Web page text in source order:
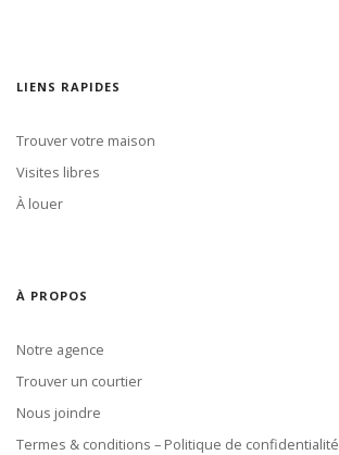
LIENS RAPIDES
Trouver votre maison
Visites libres
À louer
À PROPOS
Notre agence
Trouver un courtier
Nous joindre
Termes & conditions – Politique de confidentialité